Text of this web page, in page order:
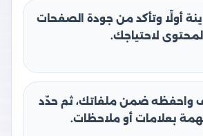
أولًا وتأكد من جودة الصفحات
لاحتياجك.
واحفظه ضمن ملفاتك، ثم حدّد
بعلامات أو ملاحظات.